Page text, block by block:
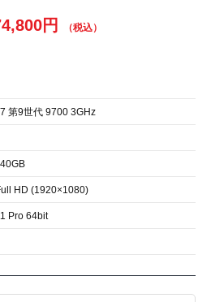
円
第9世代 9700 3GHz
HD (1920×1080)
Pro 64bit